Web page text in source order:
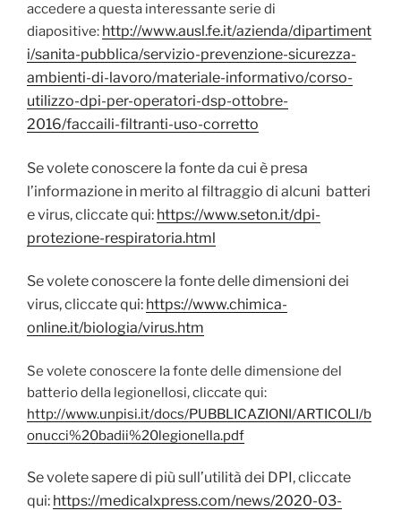
accedere a questa interessante serie di
diapositive: http://www.ausl.fe.it/azienda/dipartiment
i/sanita-pubblica/servizio-prevenzione-sicurezza-
ambienti-di-lavoro/materiale-informativo/corso-
utilizzo-dpi-per-operatori-dsp-ottobre-
2016/faccaili-filtranti-uso-corretto
Se volete conoscere la fonte da cui è presa
l’informazione in merito al filtraggio di alcuni batteri
e virus, cliccate qui: https://www.seton.it/dpi-
protezione-respiratoria.html
Se volete conoscere la fonte delle dimensioni dei
virus, cliccate qui: https://www.chimica-
online.it/biologia/virus.htm
Se volete conoscere la fonte delle dimensione del
batterio della legionellosi, cliccate qui:
http://www.unpisi.it/docs/PUBBLICAZIONI/ARTICOLI/b
onucci%20badii%20legionella.pdf
Se volete sapere di più sull’utilità dei DPI, cliccate
qui: https://medicalxpress.com/news/2020-03-